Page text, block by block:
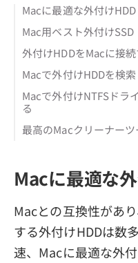
Macに最適な外付けHDD
Mac用ベスト外付けSSD
外付けHDDをMacに接
Macで外付けHDDを検
Macで外付けNTFSドラ
る
最高のMacクリーナー
Macに最適な
Macとの互換性があ
する外付けHDDは数
速、Macに最適な外